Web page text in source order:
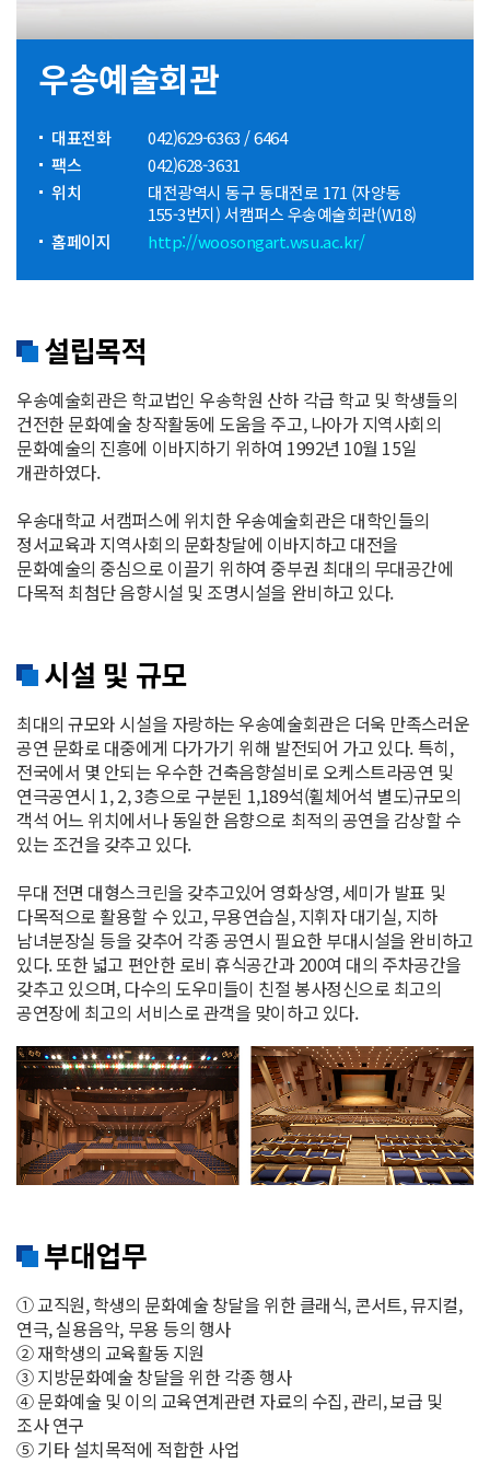
우송예술회관
대표전화
042)629-6363 / 6464
팩스
042)628-3631
위치
대전광역시 동구 동대전로 171 (자양동
155-3번지) 서캠퍼스 우송예술회관(W18)
홈페이지
http://woosongart.wsu.ac.kr/
설립목적
우송예술회관은 학교법인 우송학원 산하 각급 학교 및 학생들의
건전한 문화예술 창작활동에 도움을 주고, 나아가 지역사회의
문화예술의 진흥에 이바지하기 위하여 1992년 10월 15일
개관하였다.
우송대학교 서캠퍼스에 위치한 우송예술회관은 대학인들의
정서교육과 지역사회의 문화창달에 이바지하고 대전을
문화예술의 중심으로 이끌기 위하여 중부권 최대의 무대공간에
다목적 최첨단 음향시설 및 조명시설을 완비하고 있다.
시설 및 규모
최대의 규모와 시설을 자랑하는 우송예술회관은 더욱 만족스러운
공연 문화로 대중에게 다가가기 위해 발전되어 가고 있다. 특히,
전국에서 몇 안되는 우수한 건축음향설비로 오케스트라공연 및
연극공연시 1, 2, 3층으로 구분된 1,189석(휠체어석 별도)규모의
객석 어느 위치에서나 동일한 음향으로 최적의 공연을 감상할 수
있는 조건을 갖추고 있다.
무대 전면 대형스크린을 갖추고있어 영화상영, 세미가 발표 및
다목적으로 활용할 수 있고, 무용연습실, 지휘자 대기실, 지하
남녀분장실 등을 갖추어 각종 공연시 필요한 부대시설을 완비하고
있다. 또한 넓고 편안한 로비 휴식공간과 200여 대의 주차공간을
갖추고 있으며, 다수의 도우미들이 친절 봉사정신으로 최고의
공연장에 최고의 서비스로 관객을 맞이하고 있다.
부대업무
① 교직원, 학생의 문화예술 창달을 위한 클래식, 콘서트, 뮤지컬,
연극, 실용음악, 무용 등의 행사
② 재학생의 교육활동 지원
③ 지방문화예술 창달을 위한 각종 행사
④ 문화예술 및 이의 교육연계관련 자료의 수집, 관리, 보급 및
조사 연구
⑤ 기타 설치목적에 적합한 사업